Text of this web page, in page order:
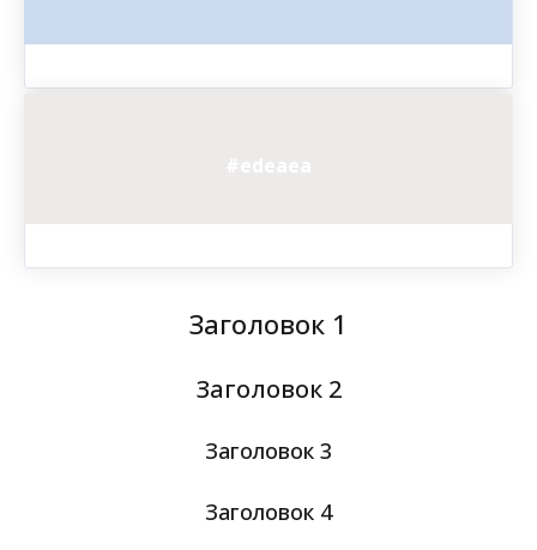
Заголовок 1
Заголовок 2
Заголовок 3
Заголовок 4